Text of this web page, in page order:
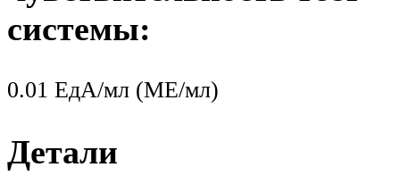
системы:
0.01 ЕдА/мл (МЕ/мл)
Детали